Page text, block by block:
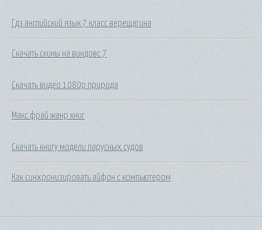
Гдз английский язык 7 класс верещагина
Скачать скины на виндовс 7
Скачать видео 1080p природа
Макс фрай жанр книг
Скачать книгу модели парусных судов
Как синхронизировать айфон с компьютером